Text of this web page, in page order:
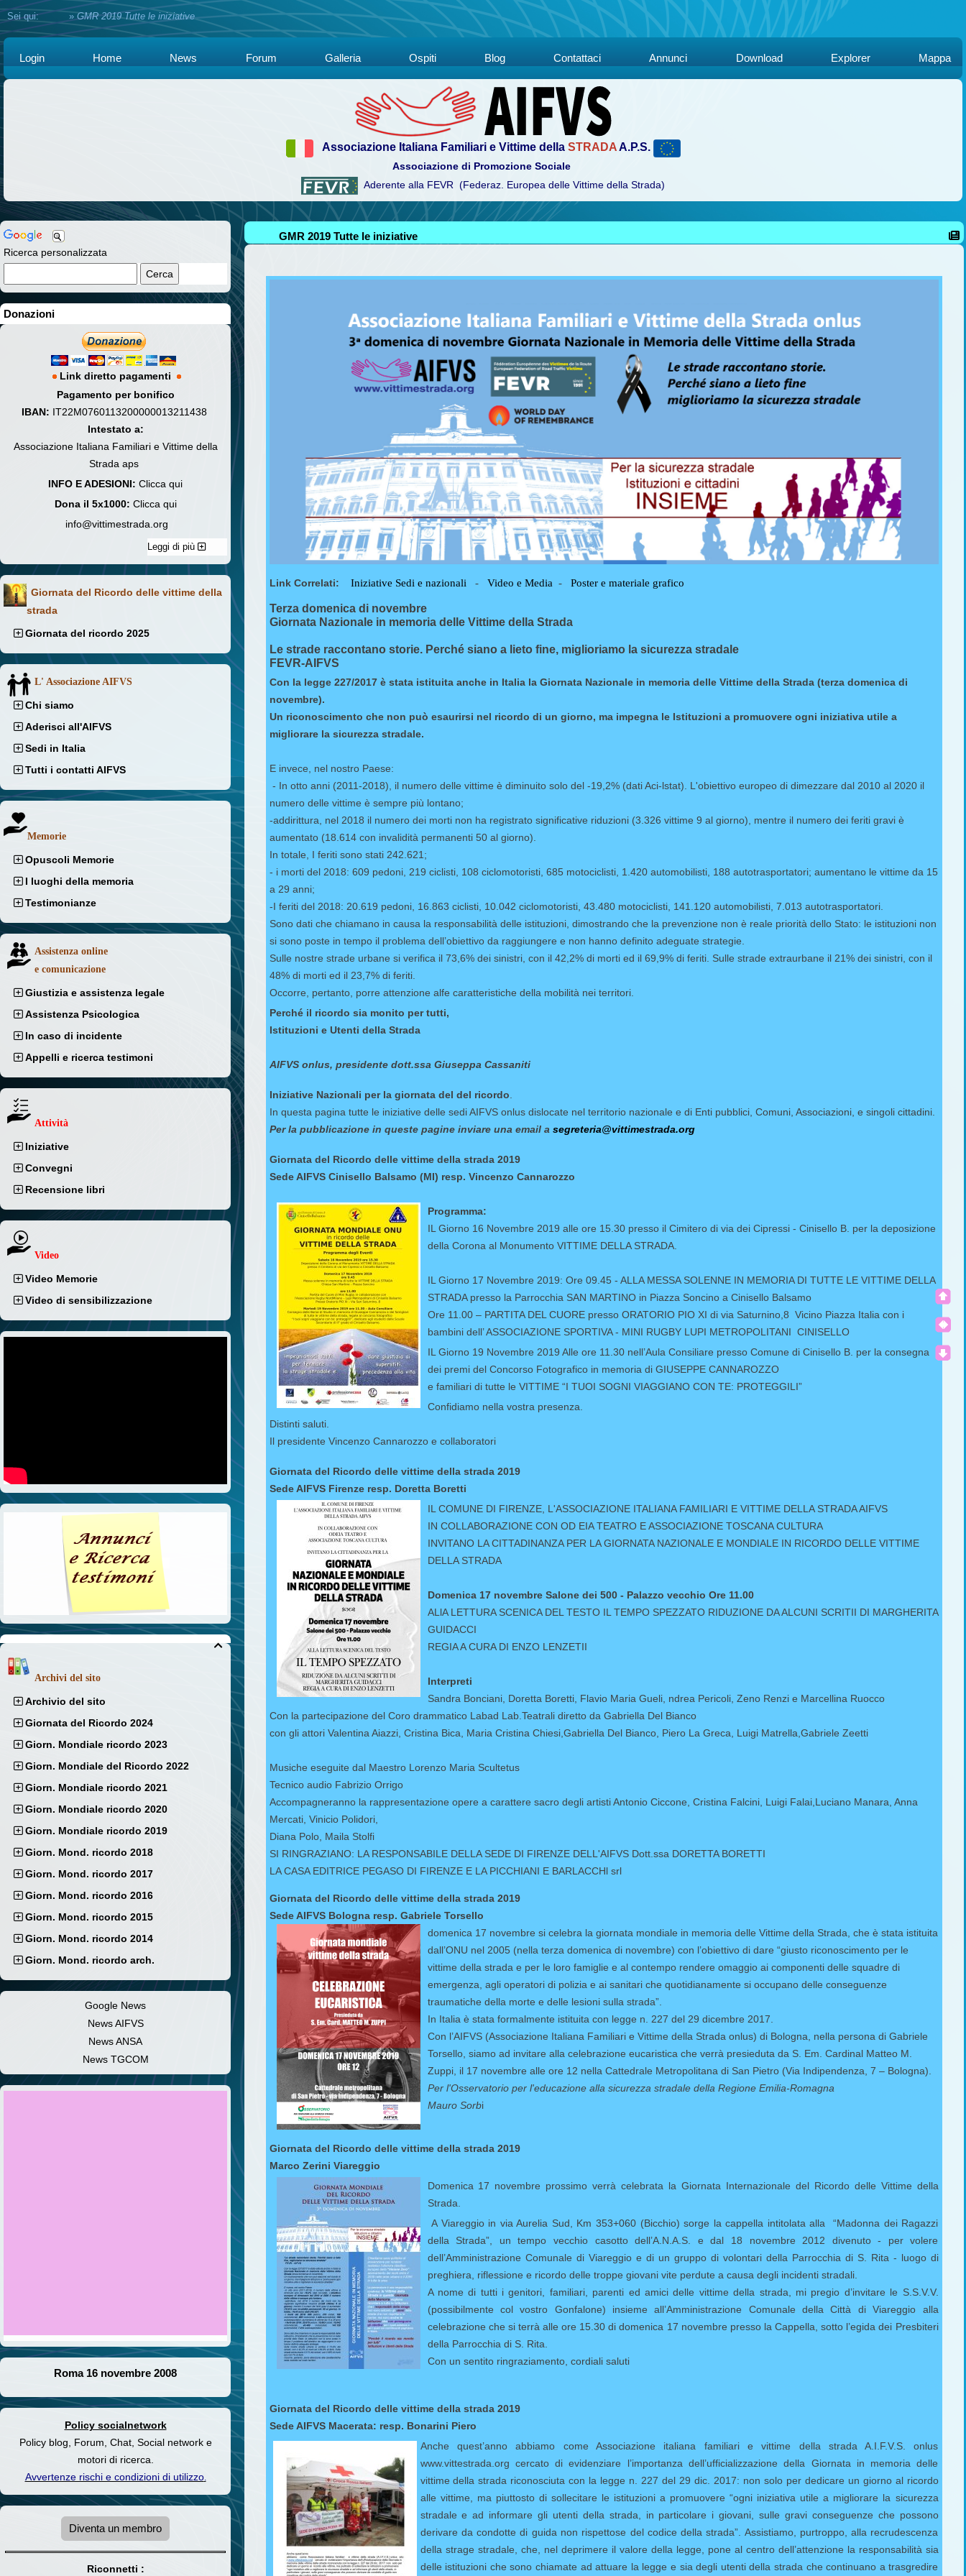
Sei qui:Home »GMR 2019 Tutte le iniziative
Login Home News Forum Galleria Ospiti Blog Contattaci Annunci Download Explorer Mappa
Associazione Italiana Familiari e Vittime della STRADAA.P.S.
Associazione di Promozione Sociale
Aderente alla FEVR (Federaz. Europea delle Vittime della Strada)
Ricerca personalizzata
Donazioni
Link diretto pagamenti
Pagamento per bonifico
IBAN: IT22M0760113200000013211438
Intestato a:
Associazione Italiana Familiari e Vittime della
Strada aps
INFO E ADESIONI: Clicca qui
Dona il 5x1000: Clicca qui
info@vittimestrada.org
Leggi di più
Giornata del Ricordo delle vittime della
strada
Giornata del ricordo 2025
L' Associazione AIFVS
Chi siamo
Aderisci all'AIFVS
Sedi in Italia
Tutti i contatti AIFVS
Memorie
Opuscoli Memorie
I luoghi della memoria
Testimonianze
Assistenza online
e comunicazione
Giustizia e assistenza legale
Assistenza Psicologica
In caso di incidente
Appelli e ricerca testimoni
Attività
Iniziative
Convegni
Recensione libri
Video
Video Memorie
Video di sensibilizzazione

Archivi del sito
Archivio del sito
Giornata del Ricordo 2024
Giorn. Mondiale ricordo 2023
Giorn. Mondiale del Ricordo 2022
Giorn. Mondiale ricordo 2021
Giorn. Mondiale ricordo 2020
Giorn. Mondiale ricordo 2019
Giorn. Mond. ricordo 2018
Giorn. Mond. ricordo 2017
Giorn. Mond. ricordo 2016
Giorn. Mond. ricordo 2015
Giorn. Mond. ricordo 2014
Giorn. Mond. ricordo arch.
Google News
News AIFVS
News ANSA
News TGCOM
Roma 16 novembre 2008
Policy socialnetwork
Policy blog, Forum, Chat, Social network e
motori di ricerca.
Avvertenze rischi e condizioni di utilizzo.
Diventa un membro
Riconnetti :
GMR 2019 Tutte le iniziative
Link Correlati: Iniziative Sedi e nazionali - Video e Media - Poster e materiale grafico
Terza domenica di novembre
Giornata Nazionale in memoria delle Vittime della Strada
Le strade raccontano storie. Perché siano a lieto fine, miglioriamo la sicurezza stradale
FEVR-AIFVS
Con la legge 227/2017 è stata istituita anche in Italia la Giornata Nazionale in memoria delle Vittime della Strada (terza domenica di
novembre).
Un riconoscimento che non può esaurirsi nel ricordo di un giorno, ma impegna le Istituzioni a promuovere ogni iniziativa utile a
migliorare la sicurezza stradale.
E invece, nel nostro Paese:
- In otto anni (2011-2018), il numero delle vittime è diminuito solo del -19,2% (dati Aci-lstat). L'obiettivo europeo di dimezzare dal 2010 al 2020 il
numero delle vittime è sempre più lontano;
-addirittura, nel 2018 il numero dei morti non ha registrato significative riduzioni (3.326 vittime 9 al giorno), mentre il numero dei feriti gravi è
aumentato (18.614 con invalidità permanenti 50 al giorno).
In totale, I feriti sono stati 242.621;
- i morti del 2018: 609 pedoni, 219 ciclisti, 108 ciclomotoristi, 685 motociclisti, 1.420 automobilisti, 188 autotrasportatori; aumentano le vittime da 15
a 29 anni;
-I feriti del 2018: 20.619 pedoni, 16.863 ciclisti, 10.042 ciclomotoristi, 43.480 motociclisti, 141.120 automobilisti, 7.013 autotrasportatori.
Sono dati che chiamano in causa la responsabilità delle istituzioni, dimostrando che la prevenzione non è reale priorità dello Stato: le istituzioni non
si sono poste in tempo il problema dell’obiettivo da raggiungere e non hanno definito adeguate strategie.
Sulle nostre strade urbane si verifica il 73,6% dei sinistri, con il 42,2% di morti ed il 69,9% di feriti. Sulle strade extraurbane il 21% dei sinistri, con il
48% di morti ed il 23,7% di feriti.
Occorre, pertanto, porre attenzione alfe caratteristiche della mobilità nei territori.
Perché il ricordo sia monito per tutti,
Istituzioni e Utenti della Strada
AIFVS onlus, presidente dott.ssa Giuseppa Cassaniti
Iniziative Nazionali per la giornata del del ricordo
In questa pagina tutte le iniziative delle sedi AIFVS onlus dislocate nel territorio nazionale e di Enti pubblici, Comuni, Associazioni, e singoli cittadini.
Per la pubblicazione in queste pagine inviare una email a segreteria@vittimestrada.org
Giornata del Ricordo delle vittime della strada 2019
Sede AIFVS Cinisello Balsamo (MI) resp. Vincenzo Cannarozzo
Programma:
IL Giorno 16 Novembre 2019 alle ore 15.30 presso il Cimitero di via dei Cipressi - Cinisello B. per la deposizione
della Corona al Monumento VITTIME DELLA STRADA.
IL Giorno 17 Novembre 2019: Ore 09.45 - ALLA MESSA SOLENNE IN MEMORIA DI TUTTE LE VITTIME DELLA
STRADA presso la Parrocchia SAN MARTINO in Piazza Soncino a Cinisello Balsamo
Ore 11.00 – PARTITA DEL CUORE presso ORATORIO PIO XI di via Saturnino,8 Vicino Piazza Italia con i
bambini dell’ ASSOCIAZIONE SPORTIVA - MINI RUGBY LUPI METROPOLITANI CINISELLO
IL Giorno 19 Novembre 2019 Alle ore 11.30 nell’Aula Consiliare presso Comune di Cinisello B. per la consegna
dei premi del Concorso Fotografico in memoria di GIUSEPPE CANNAROZZO
e familiari di tutte le VITTIME “I TUOI SOGNI VIAGGIANO CON TE: PROTEGGILI”
Confidiamo nella vostra presenza.
Distinti saluti.
Il presidente Vincenzo Cannarozzo e collaboratori
Giornata del Ricordo delle vittime della strada 2019
Sede AIFVS Firenze resp. Doretta Boretti
IL COMUNE DI FIRENZE, L'ASSOCIAZIONE ITALIANA FAMILIARI E VITTIME DELLA STRADA AIFVS
IN COLLABORAZIONE CON OD EIA TEATRO E ASSOCIAZIONE TOSCANA CULTURA
INVITANO LA CITTADINANZA PER LA GIORNATA NAZIONALE E MONDIALE IN RICORDO DELLE VITTIME
DELLA STRADA
Domenica 17 novembre Salone dei 500 - Palazzo vecchio Ore 11.00
ALlA LETTURA SCENICA DEL TESTO IL TEMPO SPEZZATO RIDUZIONE DA ALCUNI SCRITII DI MARGHERITA
GUIDACCI
REGIA A CURA DI ENZO LENZETII
Interpreti
Sandra Bonciani, Doretta Boretti, Flavio Maria Gueli, ndrea Pericoli, Zeno Renzi e Marcellina Ruocco
Con la partecipazione del Coro drammatico Labad Lab.Teatrali diretto da Gabriella Del Bianco
con gli attori Valentina Aiazzi, Cristina Bica, Maria Cristina Chiesi,Gabriella Del Bianco, Piero La Greca, Luigi Matrella,Gabriele Zeetti
Musiche eseguite dal Maestro Lorenzo Maria Scultetus
Tecnico audio Fabrizio Orrigo
Accompagneranno la rappresentazione opere a carattere sacro degli artisti Antonio Ciccone, Cristina Falcini, Luigi Falai,Luciano Manara, Anna
Mercati, Vinicio Polidori,
Diana Polo, Maila Stolfi
SI RINGRAZIANO: LA RESPONSABILE DELLA SEDE DI FIRENZE DELL'AIFVS Dott.ssa DORETTA BORETTI
LA CASA EDITRICE PEGASO DI FIRENZE E LA PICCHIANI E BARLACCHl srl
Giornata del Ricordo delle vittime della strada 2019
Sede AIFVS Bologna resp. Gabriele Torsello
domenica 17 novembre si celebra la giornata mondiale in memoria delle Vittime della Strada, che è stata istituita
dall’ONU nel 2005 (nella terza domenica di novembre) con l’obiettivo di dare “giusto riconoscimento per le
vittime della strada e per le loro famiglie e al contempo rendere omaggio ai componenti delle squadre di
emergenza, agli operatori di polizia e ai sanitari che quotidianamente si occupano delle conseguenze
traumatiche della morte e delle lesioni sulla strada”.
In Italia è stata formalmente istituita con legge n. 227 del 29 dicembre 2017.
Con l’AIFVS (Associazione Italiana Familiari e Vittime della Strada onlus) di Bologna, nella persona di Gabriele
Torsello, siamo ad invitare alla celebrazione eucaristica che verrà presieduta da S. Em. Cardinal Matteo M.
Zuppi, il 17 novembre alle ore 12 nella Cattedrale Metropolitana di San Pietro (Via Indipendenza, 7 – Bologna).
Per l'Osservatorio per l'educazione alla sicurezza stradale della Regione Emilia-Romagna
Mauro Sorbi
Giornata del Ricordo delle vittime della strada 2019
Marco Zerini Viareggio
Domenica 17 novembre prossimo verrà celebrata la Giornata Internazionale del Ricordo delle Vittime della
Strada.
A Viareggio in via Aurelia Sud, Km 353+060 (Bicchio) sorge la cappella intitolata alla “Madonna dei Ragazzi
della Strada”, un tempo vecchio casotto dell’A.N.A.S. e dal 18 novembre 2012 divenuto - per volere
dell’Amministrazione Comunale di Viareggio e di un gruppo di volontari della Parrocchia di S. Rita - luogo di
preghiera, riflessione e ricordo delle troppe giovani vite perdute a causa degli incidenti stradali.
A nome di tutti i genitori, familiari, parenti ed amici delle vittime della strada, mi pregio d’invitare le S.S.V.V.
(possibilmente col vostro Gonfalone) insieme all’Amministrazione Comunale della Città di Viareggio alla
celebrazione che si terrà alle ore 15.30 di domenica 17 novembre presso la Cappella, sotto l’egida dei Presbiteri
della Parrocchia di S. Rita.
Con un sentito ringraziamento, cordiali saluti
Giornata del Ricordo delle vittime della strada 2019
Sede AIFVS Macerata: resp. Bonarini Piero
Anche quest’anno abbiamo come Associazione italiana familiari e vittime della strada A.I.F.V.S. onlus
www.vittestrada.org cercato di evidenziare l’importanza dell’ufficializzazione della Giornata in memoria delle
vittime della strada riconosciuta con la legge n. 227 del 29 dic. 2017: non solo per dedicare un giorno al ricordo
alle vittime, ma piuttosto di sollecitare le istituzioni a promuovere “ogni iniziativa utile a migliorare la sicurezza
stradale e ad informare gli utenti della strada, in particolare i giovani, sulle gravi conseguenze che possono
derivare da condotte di guida non rispettose del codice della strada”. Assistiamo, purtroppo, alla recrudescenza
della strage stradale, che, nel deprimere il valore della legge, pone al centro dell’attenzione la responsabilità sia
delle istituzioni che sono chiamate ad attuare la legge e sia degli utenti della strada che continuano a trasgredire